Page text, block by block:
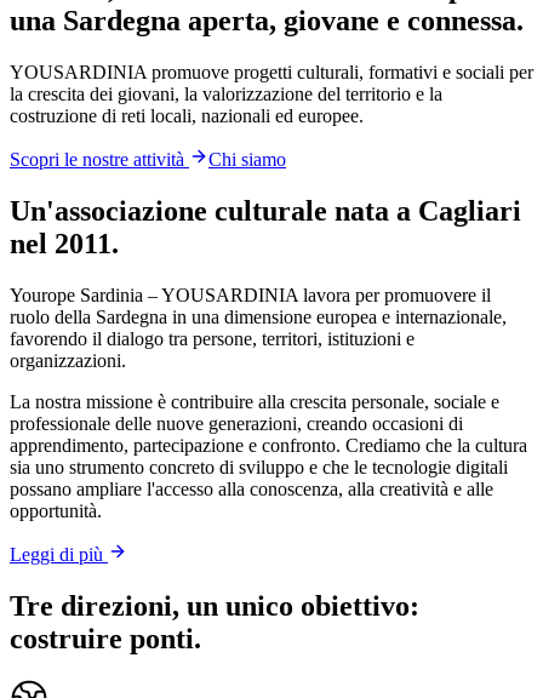
una Sardegna aperta, giovane e connessa.
YOUSARDINIA promuove progetti culturali, formativi e sociali per
la crescita dei giovani, la valorizzazione del territorio e la
costruzione di reti locali, nazionali ed europee.
Scopri le nostre attività Chi siamo
Un'associazione culturale nata a Cagliari
nel 2011.
Yourope Sardinia – YOUSARDINIA lavora per promuovere il
ruolo della Sardegna in una dimensione europea e internazionale,
favorendo il dialogo tra persone, territori, istituzioni e
organizzazioni.
La nostra missione è contribuire alla crescita personale, sociale e
professionale delle nuove generazioni, creando occasioni di
apprendimento, partecipazione e confronto. Crediamo che la cultura
sia uno strumento concreto di sviluppo e che le tecnologie digitali
possano ampliare l'accesso alla conoscenza, alla creatività e alle
opportunità.
Leggi di più
Tre direzioni, un unico obiettivo:
costruire ponti.